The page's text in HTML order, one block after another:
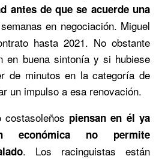
antes de que se acuerde una
en negociación. Miguel
hasta 2021. No obstante
en buena sintonía y si hubiese
de minutos en la categoría de
un impulso a esa renovación.
costasoleños piensan en él ya
económica no permite
. Los racinguistas están